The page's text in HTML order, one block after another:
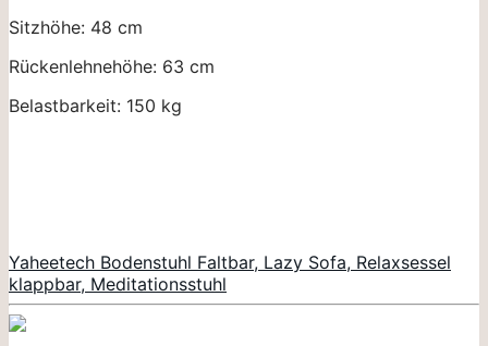
Sitzhöhe: 48 cm
Rückenlehnehöhe: 63 cm
Belastbarkeit: 150 kg
Yaheetech Bodenstuhl Faltbar, Lazy Sofa, Relaxsessel
klappbar, Meditationsstuhl